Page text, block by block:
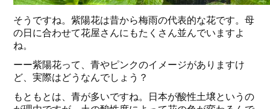
そうですね。紫陽花は昔から梅雨の代表的な花です。母
の日に合わせて花屋さんにもたくさん並んでいますよ
ね。
ーー紫陽花って、青やピンクのイメージがありますけ
ど、実際はどうなんでしょう？
もともとは、青が多いですね。日本が酸性土壌というの